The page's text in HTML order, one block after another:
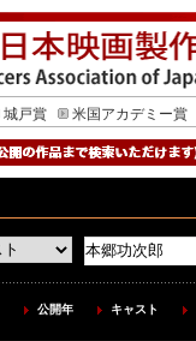
城戸賞 米国アカデミー賞
公開年 キャスト